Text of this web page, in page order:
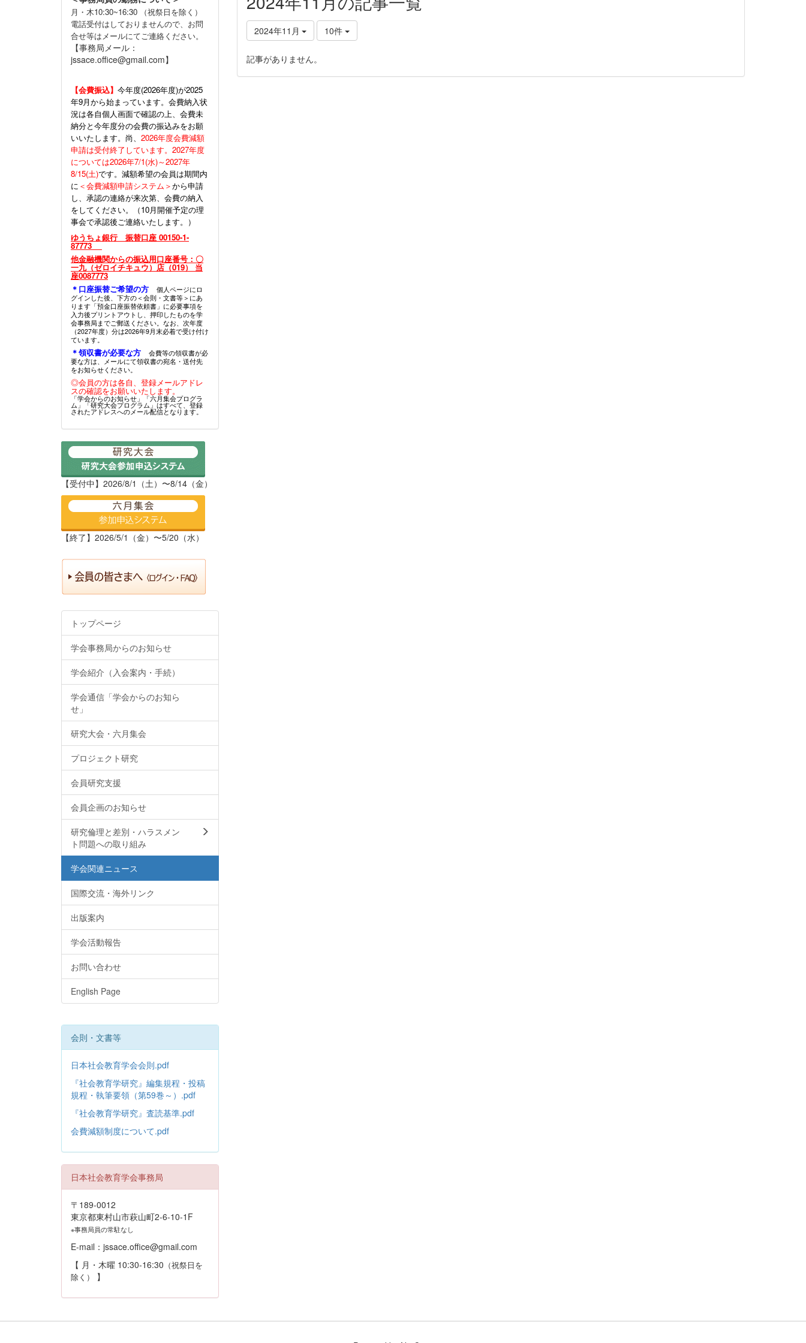
2024年11月 10件
記事がありません。
月・木10:30~16:30 （祝祭日を除く）
電話受付はしておりませんので、お問
合せ等はメールにてご連絡ください。
【事務局メール：
jssace.office@gmail.com】
【会費振込】 今年度(2026年度)が2025
年9月から始まっています。会費納入状
況は各自個人画面で確認の上、会費未
納分と今年度分の会費の振込みをお願
いいたします。尚、 2026年度会費減額
申請は受付終了しています。2027年度
については2026年7/1(水)～2027年
8/15(土)です。減額希望の会員は期間内
に ＜会費減額申請システム＞から申請
し、承認の連絡が来次第、会費の納入
をしてください。（10月開催予定の理
事会で承認後ご連絡いたします。）
ゆうちょ銀行 振替口座 00150-1-
87773
他金融機関からの振込用口座番号：〇
一九（ゼロイチキュウ）店（019） 当
座0087773
＊口座振替ご希望の方
個人ページにロ
グインした後、下方の＜会則・文書等＞にあ
ります「預金口座振替依頼書」に必要事項を
入力後プリントアウトし、押印したものを学
会事務局までご郵送ください。なお、次年度
（2027年度）分は2026年9月末必着で受け付け
ています。
＊領収書が必要な方
会費等の領収書が必
要な方は、メールにて領収書の宛名・送付先
をお知らせください。
◎会員の方は各自、登録メールアドレ
スの確認をお願いいたします。
「学会からのお知らせ」「六月集会プログラ
ム」「研究大会プログラム」はすべて、登録
されたアドレスへのメール配信となります。
【受付中】2026/8/1（土）〜8/14（金）
【終了】2026/5/1（金）〜5/20（水）
トップページ
学会事務局からのお知らせ
学会紹介（入会案内・手続）
学会通信「学会からのお知ら
せ」
研究大会・六月集会
プロジェクト研究
会員研究支援
会員企画のお知らせ
研究倫理と差別・ハラスメン
ト問題への取り組み
学会関連ニュース
国際交流・海外リンク
出版案内
学会活動報告
お問い合わせ
English Page
会則・文書等
日本社会教育学会会則.pdf
『社会教育学研究』編集規程・投稿
規程・執筆要領（第59巻～）.pdf
『社会教育学研究』査読基準.pdf
会費減額制度について.pdf
日本社会教育学会事務局
〒189-0012
東京都東村山市萩山町2-6-10-1F
※事務局員の常駐なし
E-mail：jssace.office@gmail.com
【 月・木曜 10:30-16:30 （祝祭日を
除く）
】